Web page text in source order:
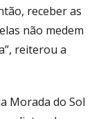
receber as
não medem
reiterou a
Morada do Sol